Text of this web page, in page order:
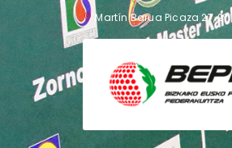
Martín Barua Picaza 27,